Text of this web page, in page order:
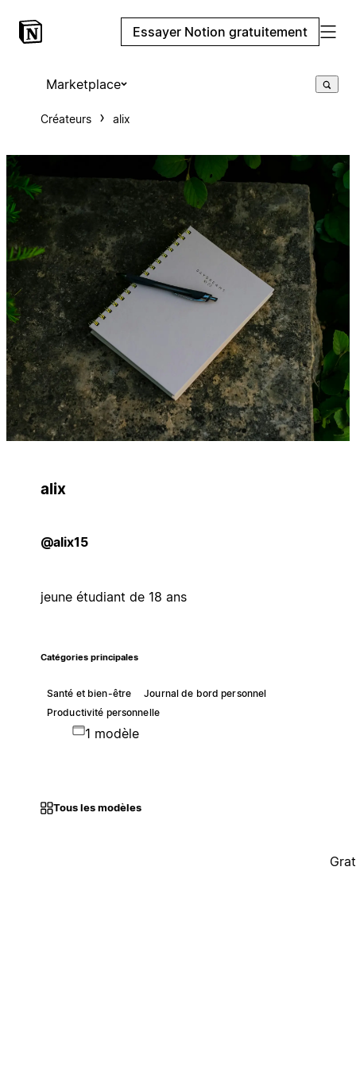
Essayer Notion gratuitement
Marketplace
Créateurs alix
alix
@alix15
jeune étudiant de 18 ans
Catégories principales
Santé et bien-être
Journal de bord personnel
Productivité personnelle
1 modèle
Tous les modèles